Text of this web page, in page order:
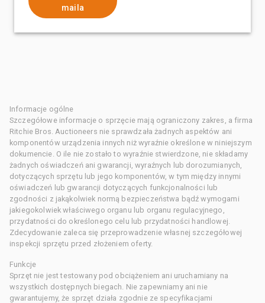
maila
Informacje ogólne
Szczegółowe informacje o sprzęcie mają ograniczony zakres, a firma
Ritchie Bros. Auctioneers nie sprawdzała żadnych aspektów ani
komponentów urządzenia innych niż wyraźnie określone w niniejszym
dokumencie. O ile nie zostało to wyraźnie stwierdzone, nie składamy
żadnych oświadczeń ani gwarancji, wyraźnych lub dorozumianych,
dotyczących sprzętu lub jego komponentów, w tym między innymi
oświadczeń lub gwarancji dotyczących funkcjonalności lub
zgodności z jakąkolwiek normą bezpieczeństwa bądź wymogami
jakiegokolwiek właściwego organu lub organu regulacyjnego,
przydatności do określonego celu lub przydatności handlowej.
Zdecydowanie zaleca się przeprowadzenie własnej szczegółowej
inspekcji sprzętu przed złożeniem oferty.
Funkcje
Sprzęt nie jest testowany pod obciążeniem ani uruchamiany na
wszystkich dostępnych biegach. Nie zapewniamy ani nie
gwarantujemy, że sprzęt działa zgodnie ze specyfikacjami